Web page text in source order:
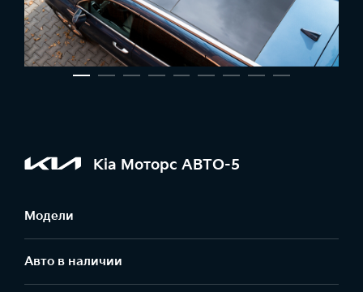
Kia Моторс АВТО-5
Модели
Авто в наличии